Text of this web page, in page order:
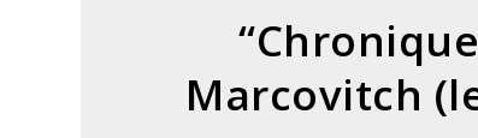
Marcovitch